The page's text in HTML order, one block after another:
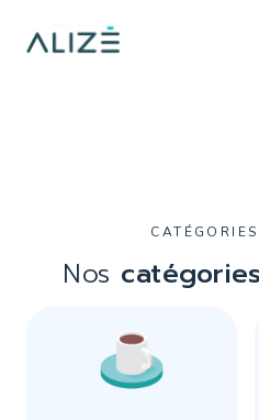
on line137
Nos catégories